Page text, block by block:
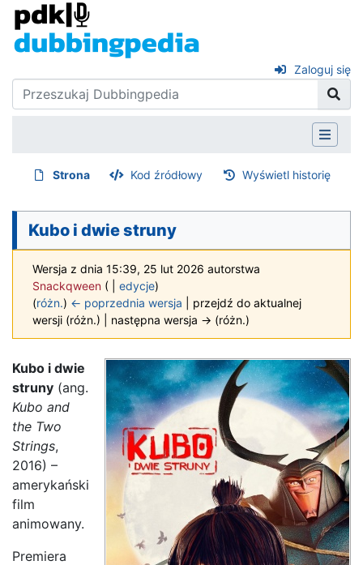
Zaloguj się
Strona Kod źródłowy Wyświetl historię
Kubo i dwie struny
Wersja z dnia 15:39, 25 lut 2026 autorstwa
Snackqween ( edycje)
(różn.) ← poprzednia wersja | przejdź do aktualnej
wersji (różn.) | następna wersja → (różn.)
Kubo i dwie
struny (ang.
Kubo and
the Two
Strings,
2016) –
amerykański
film
animowany.
Premiera